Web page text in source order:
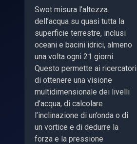
Swot misura l’altezza
dell’acqua su quasi tutta la
superficie terrestre, inclusi
oceani e bacini idrici, almeno
una volta ogni 21 giorni.
Questo permette ai ricercatori
di ottenere una visione
multidimensionale dei livelli
d’acqua, di calcolare
l’inclinazione di un’onda o di
un vortice e di dedurre la
forza e la pressione